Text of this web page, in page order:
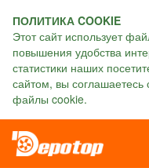
ПОЛИТИКА COOKIE
Этот сайт использует
повышения удобства
статистики наших
сайтом, вы
файлы cookie.